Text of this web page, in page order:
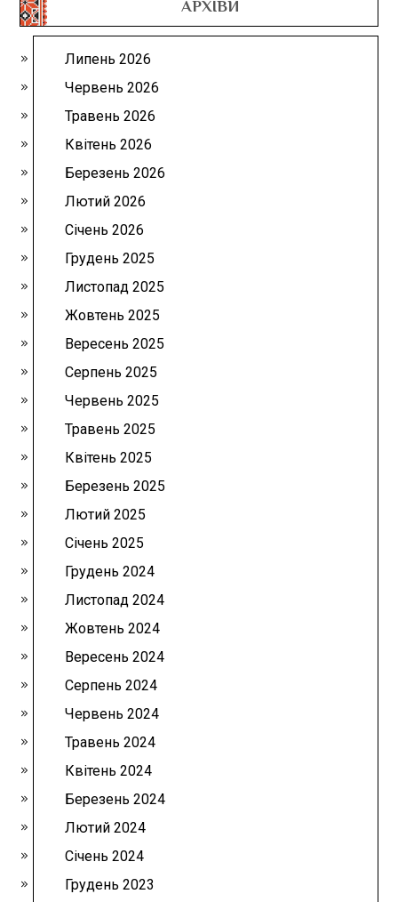
АРХІВИ
Липень 2026
Червень 2026
Травень 2026
Квітень 2026
Березень 2026
Лютий 2026
Січень 2026
Грудень 2025
Листопад 2025
Жовтень 2025
Вересень 2025
Серпень 2025
Червень 2025
Травень 2025
Квітень 2025
Березень 2025
Лютий 2025
Січень 2025
Грудень 2024
Листопад 2024
Жовтень 2024
Вересень 2024
Серпень 2024
Червень 2024
Травень 2024
Квітень 2024
Березень 2024
Лютий 2024
Січень 2024
Грудень 2023